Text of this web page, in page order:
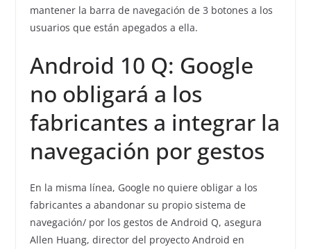
mantener la barra de navegación de 3 botones a los
usuarios que están apegados a ella.
Android 10 Q: Google
no obligará a los
fabricantes a integrar la
navegación por gestos
En la misma línea, Google no quiere obligar a los
fabricantes a abandonar su propio sistema de
navegación/ por los gestos de Android Q, asegura
Allen Huang, director del proyecto Android en